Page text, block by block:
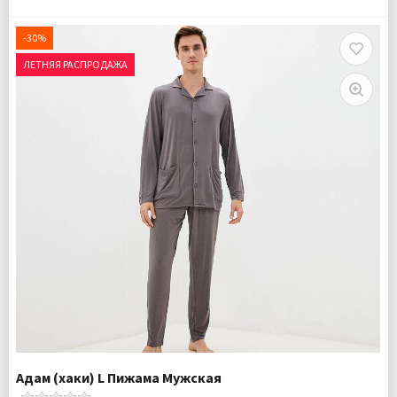
Ткань:
Трикотаж
Доставка:
Бесплатно
-30%
ЛЕТНЯЯ РАСПРОДАЖА
Адам (хаки) L Пижама Мужская